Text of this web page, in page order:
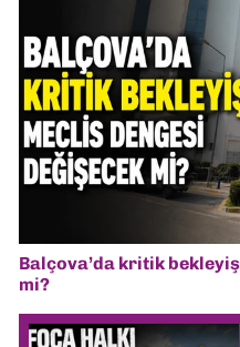
Balçova’da kritik
mi?